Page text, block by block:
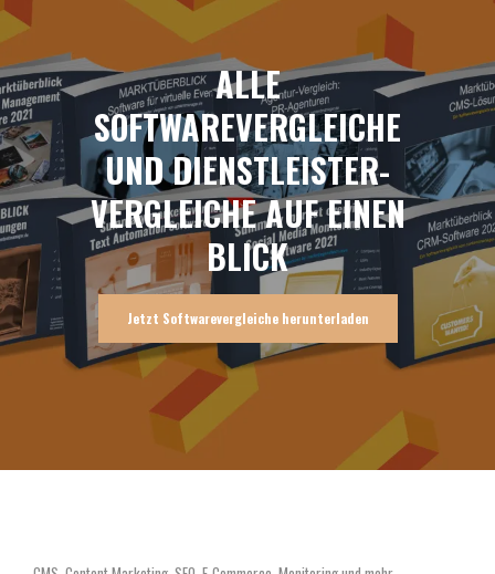
ALLE
SOFTWAREVERGLEICHE
UND DIENSTLEISTER-
VERGLEICHE AUF EINEN
BLICK
Jetzt Softwarevergleiche herunterladen